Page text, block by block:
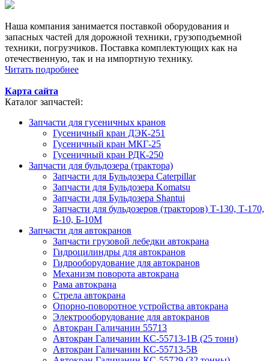
Наша компания занимается поставкой оборудования и
запасных частей для дорожной техники, грузоподъемной
техники, погрузчиков. Поставка комплектующих как на
отечественную, так и на импортную технику.
Читать подробнее
Карта сайта
Каталог запчастей:
Запчасти для гусеничных кранов
Гусеничный кран ДЭК-251
Гусеничный кран МКГ-25
Гусеничный кран РДК-250
Запчасти для бульдозера (трактора)
Запчасти для Бульдозера Caterpillar
Запчасти для Бульдозера Komatsu
Запчасти для Бульдозера Shantui
Запчасти для бульдозеров (тракторов) Т-130, Т-170,
Б-10, Б-10М
Запчасти для автокранов
Запчасти грузовой лебедки автокрана
Гидроцилиндры для автокранов
Гидрооборудование для автокранов
Механизм поворота автокрана
Рама автокрана
Стрела автокрана
Опорно-поворотное устройства автокрана
Электрооборудование для автокранов
Автокран Галичанин 55713
Автокран Галичанин КС-55713-1В (25 тонн)
Автокран Галичанин КС-55713-5В